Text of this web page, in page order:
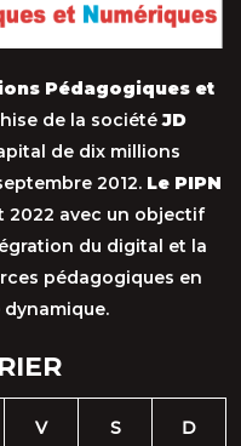
Pédagogiques et
de la sociétéJD
de dix millions
2012. Le PIPN
2022 avec un objectif
du digital et la
pédagogiques en
V S D